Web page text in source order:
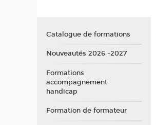
Catalogue de formations
Nouveautés 2026 -2027
Formations
accompagnement
handicap
Formation de formateur